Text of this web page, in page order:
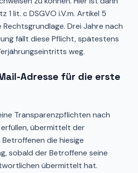
1 lit. c DSGVO i.V.m. Artikel 5
Drei Jahre nach
fällt diese Pflicht, spätestens
weg.
Adresse für die erste
Transparenzpflichten nach
erfüllen, übermittelt der
die hiesige
sobald der Betroffene seine
übermittelt hat.